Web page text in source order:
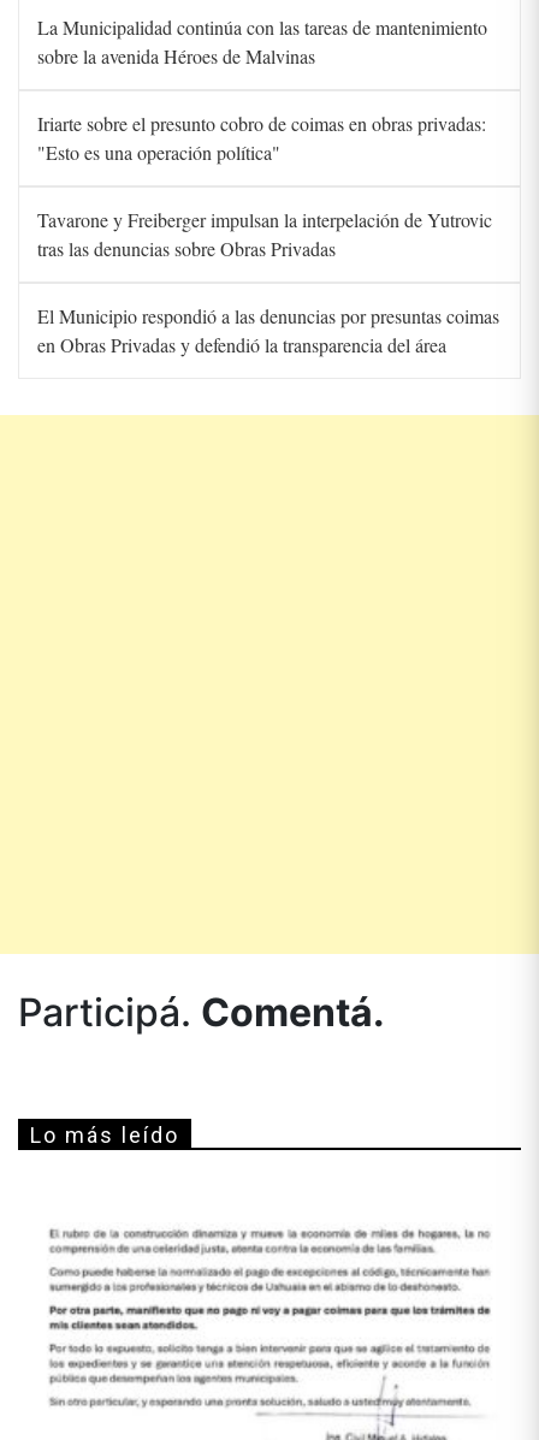
La Municipalidad continúa con las tareas de mantenimiento
sobre la avenida Héroes de Malvinas
Iriarte sobre el presunto cobro de coimas en obras privadas:
"Esto es una operación política"
Tavarone y Freiberger impulsan la interpelación de Yutrovic
tras las denuncias sobre Obras Privadas
El Municipio respondió a las denuncias por presuntas coimas
en Obras Privadas y defendió la transparencia del área
Participá. Comentá.
Lo más leído